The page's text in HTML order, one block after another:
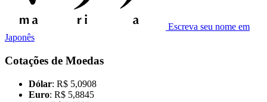
Escreva seu nome em
Japonês
Cotações de Moedas
Dólar: R$ 5,0908
Euro: R$ 5,8845